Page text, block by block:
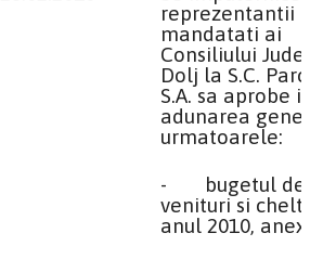
reprezentantii
mandatati ai
Consiliului
Dolj la S.C. Parc-
S.A. sa aprobe in
adunarea
urmatoarele:
- bugetul de
venituri si
anul 2010, anexa